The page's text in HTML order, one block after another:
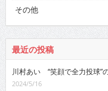
その他
最近の投稿
川村あい “笑顔で全力投球”
2024/5/16